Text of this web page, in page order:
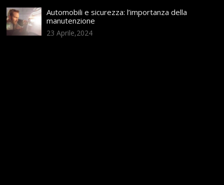
Automobili e sicurezza: l’importanza della
manutenzione
23 Aprile,2024